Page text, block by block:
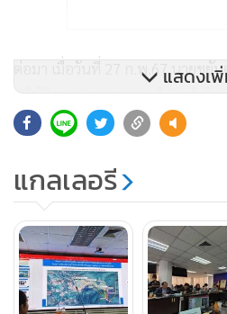
ต่อมา เมื่อวันที่ 27 ก.พ.67 นายชยันต์
ปฏิบัติราชการแทนเลขาธิการสำนั
มีหนังสือไปถึงมูลนิธิสืบนาคะเสถียร
สัตว์ป่า และพันธุ์พืช เพื่อเชิญประชุม
เขื่อนศรีนครินทร์ เพื่อบรรเทาปัญ
ในวันที่ 1 มี.ค.2567 ณ ห้องประชุม
สำนักงานทรัพยากรน้ำแห่งชาติ (ส
จากกรณีข้างต้นวันนี้ 1 มี.ค.67 นา
มูลนิธิสืบนาคะเสถียร น.ส.อรยุพา
แสดงเ
แกลเลอรี